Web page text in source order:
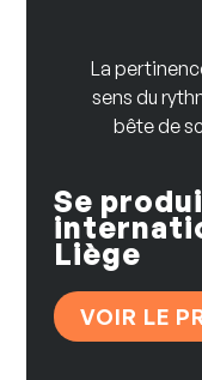
La
sens du
bête de
Se
Liège
VOIR LE